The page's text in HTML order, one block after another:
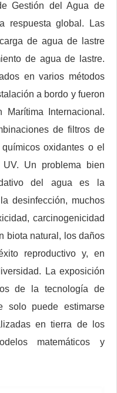
Gestión del Agua de
respuesta global. Las
de agua de lastre
de agua de lastre.
​​en varios métodos
a bordo y fueron
Marítima Internacional.
de filtros de
oxidantes o el
Un problema bien
del agua es la
desinfección, muchos
carcinogenicidad
biota natural, los daños
reproductivo y, en
La exposición
de la tecnología de
solo puede estimarse
en tierra de los
matemáticos y